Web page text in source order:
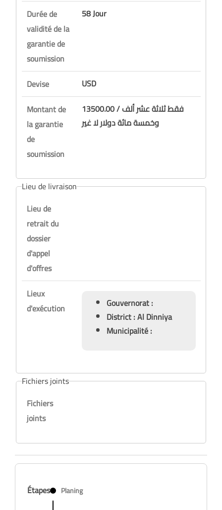
Durée de
validité de la
garantie de
soumission
58 Jour
Devise
USD
Montant de
la garantie
de
soumission
13500.00 / فقط ثلاثة عشر ألف
وخمسة مائة دولار لا غير
Lieu de livraison
Lieu de
retrait du
dossier
d'appel
d'offres
Lieux
d'exécution
Gouvernorat :
District : Al Dinniya
Municipalité :
Fichiers joints
Fichiers
joints
Étapes Planing